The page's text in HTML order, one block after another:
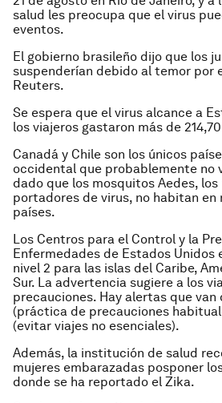
salud les preocupa que el virus
eventos.
El gobierno brasileño dijo que los
suspenderían debido al temor por
Reuters.
Se espera que el virus alcance a
los viajeros gastaron más de
Canadá y Chile son los únicos
occidental que probablemente no
dado que los mosquitos Aedes,
portadores de virus, no habitan en
países.
Los Centros para el Control y la
Enfermedades de Estados
nivel 2 para las islas del Caribe,
Sur. La advertencia sugiere a los
precauciones. Hay alertas que van
(práctica de precauciones
(evitar viajes no esenciales).
Además, la institución de salud
mujeres embarazadas posponer
donde se ha reportado el Zika.